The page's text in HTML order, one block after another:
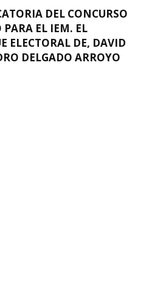
DEL CONCURSO
PARA EL IEM. EL
ELECTORAL DE, DAVID
DELGADO ARROYO